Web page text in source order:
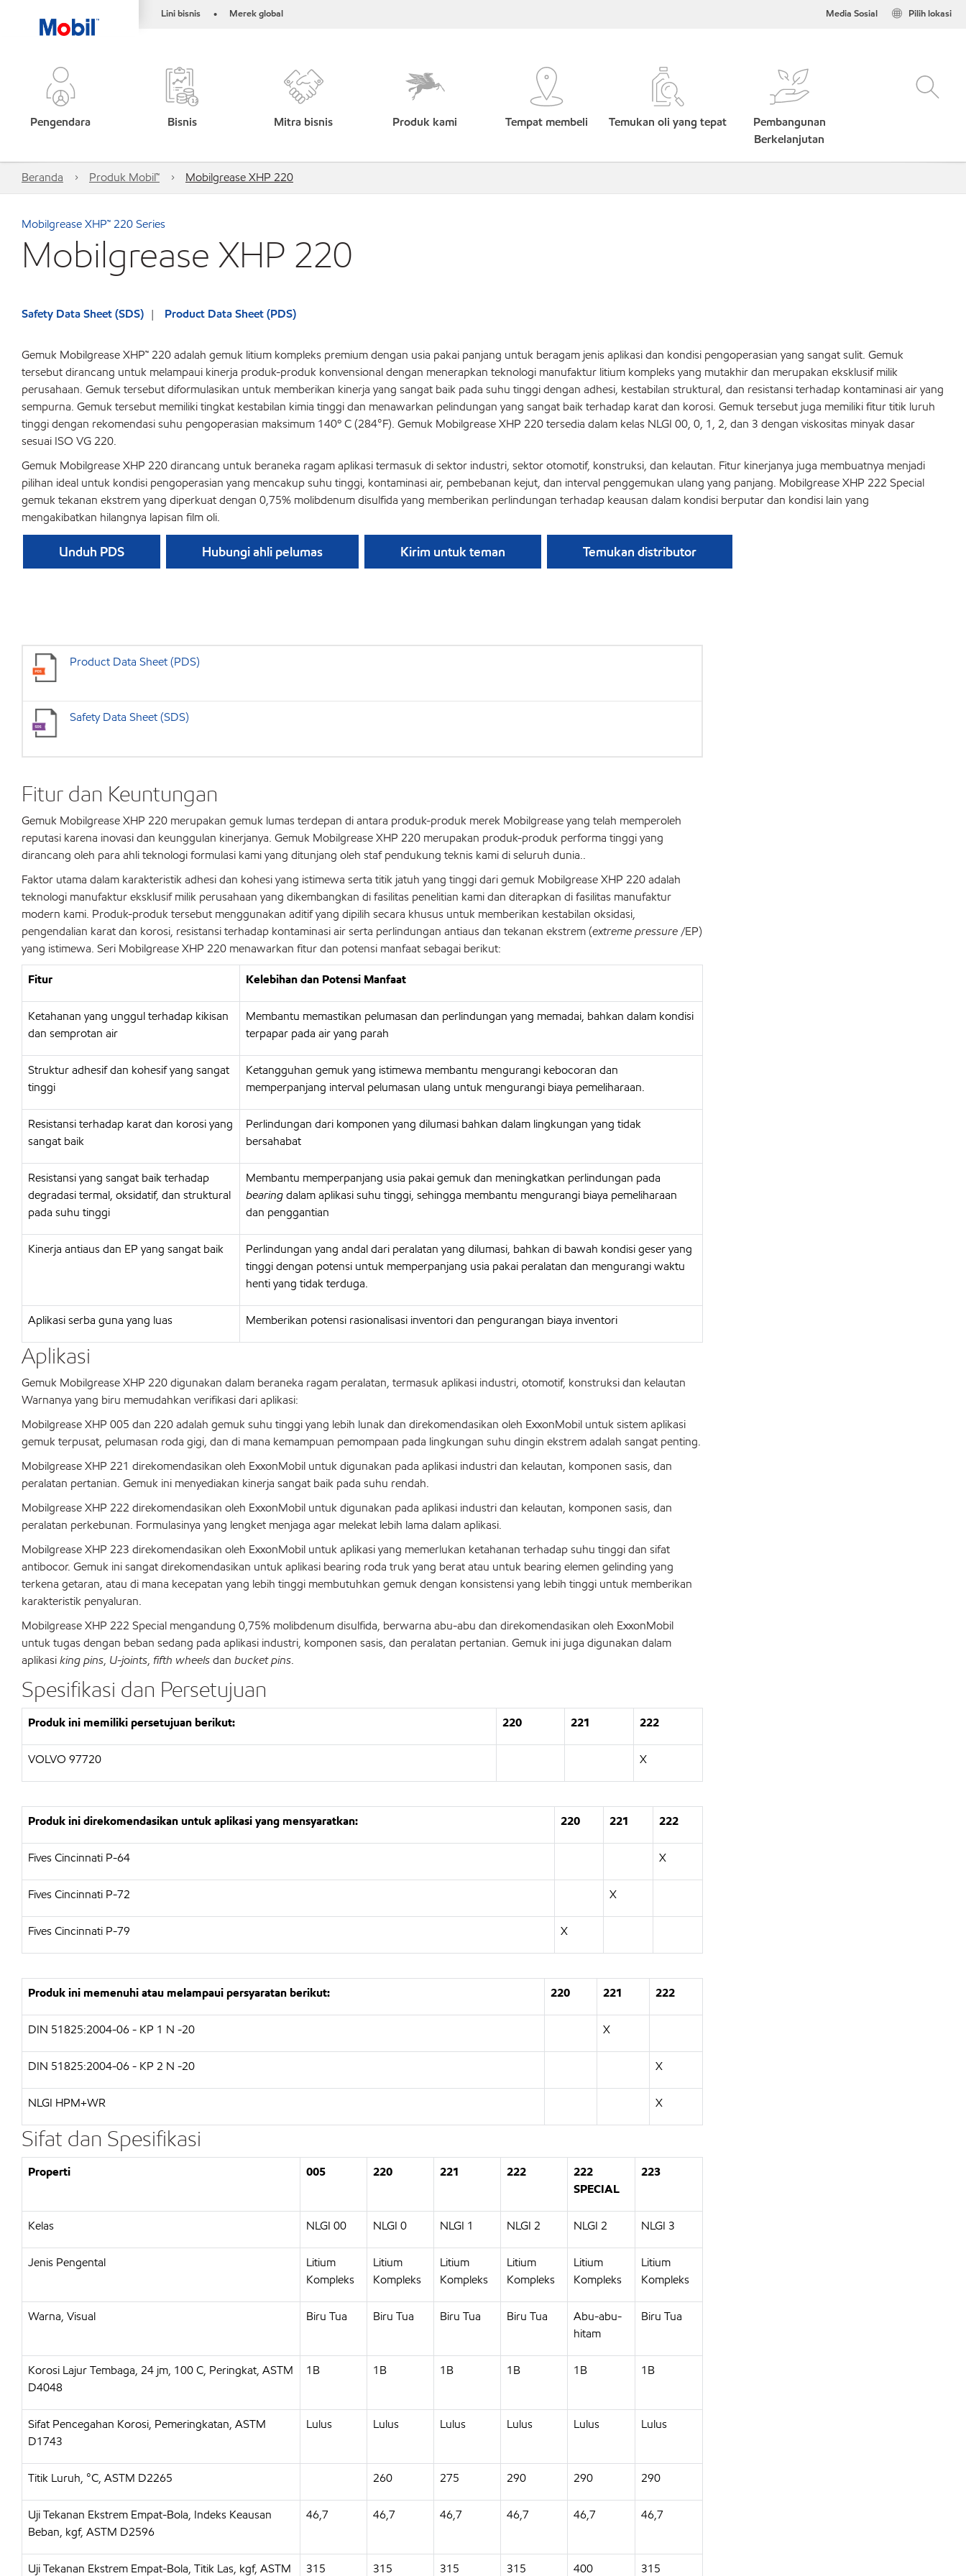
Lini bisnis • Merek global Pilih lokasi
Media Sosial
Pengendara Bisnis Mitra bisnis Produk kami Tempat membeli Temukan oli yang tepat
Pembangunan
Berkelanjutan
Beranda Produk Mobil™ Mobilgrease XHP 220
Mobilgrease XHP™ 220 Series
Mobilgrease XHP 220
Safety Data Sheet (SDS) Product Data Sheet (PDS)
Gemuk Mobilgrease XHP™ 220 adalah gemuk litium kompleks premium dengan usia pakai panjang untuk beragam jenis aplikasi dan kondisi pengoperasian yang sangat sulit. Gemuk
tersebut dirancang untuk melampaui kinerja produk-produk konvensional dengan menerapkan teknologi manufaktur litium kompleks yang mutakhir dan merupakan eksklusif milik
perusahaan. Gemuk tersebut diformulasikan untuk memberikan kinerja yang sangat baik pada suhu tinggi dengan adhesi, kestabilan struktural, dan resistansi terhadap kontaminasi air yang
sempurna. Gemuk tersebut memiliki tingkat kestabilan kimia tinggi dan menawarkan pelindungan yang sangat baik terhadap karat dan korosi. Gemuk tersebut juga memiliki fitur titik luruh
tinggi dengan rekomendasi suhu pengoperasian maksimum 140º C (284°F). Gemuk Mobilgrease XHP 220 tersedia dalam kelas NLGI 00, 0, 1, 2, dan 3 dengan viskositas minyak dasar
sesuai ISO VG 220.
Gemuk Mobilgrease XHP 220 dirancang untuk beraneka ragam aplikasi termasuk di sektor industri, sektor otomotif, konstruksi, dan kelautan. Fitur kinerjanya juga membuatnya menjadi
pilihan ideal untuk kondisi pengoperasian yang mencakup suhu tinggi, kontaminasi air, pembebanan kejut, dan interval penggemukan ulang yang panjang. Mobilgrease XHP 222 Special
gemuk tekanan ekstrem yang diperkuat dengan 0,75% molibdenum disulfida yang memberikan perlindungan terhadap keausan dalam kondisi berputar dan kondisi lain yang
mengakibatkan hilangnya lapisan film oli.
Unduh PDS Hubungi ahli pelumas Kirim untuk teman Temukan distributor
Product Data Sheet (PDS)
Safety Data Sheet (SDS)
Fitur dan Keuntungan
Gemuk Mobilgrease XHP 220 merupakan gemuk lumas terdepan di antara produk-produk merek Mobilgrease yang telah memperoleh
reputasi karena inovasi dan keunggulan kinerjanya. Gemuk Mobilgrease XHP 220 merupakan produk-produk performa tinggi yang
dirancang oleh para ahli teknologi formulasi kami yang ditunjang oleh staf pendukung teknis kami di seluruh dunia..
Faktor utama dalam karakteristik adhesi dan kohesi yang istimewa serta titik jatuh yang tinggi dari gemuk Mobilgrease XHP 220 adalah
teknologi manufaktur eksklusif milik perusahaan yang dikembangkan di fasilitas penelitian kami dan diterapkan di fasilitas manufaktur
modern kami. Produk-produk tersebut menggunakan aditif yang dipilih secara khusus untuk memberikan kestabilan oksidasi,
pengendalian karat dan korosi, resistansi terhadap kontaminasi air serta perlindungan antiaus dan tekanan ekstrem (extreme pressure /EP)
yang istimewa. Seri Mobilgrease XHP 220 menawarkan fitur dan potensi manfaat sebagai berikut:
Fitur Kelebihan dan Potensi Manfaat
Ketahanan yang unggul terhadap kikisan
dan semprotan air
Membantu memastikan pelumasan dan perlindungan yang memadai, bahkan dalam kondisi
terpapar pada air yang parah
Struktur adhesif dan kohesif yang sangat
tinggi
Ketangguhan gemuk yang istimewa membantu mengurangi kebocoran dan
memperpanjang interval pelumasan ulang untuk mengurangi biaya pemeliharaan.
Resistansi terhadap karat dan korosi yang
sangat baik
Perlindungan dari komponen yang dilumasi bahkan dalam lingkungan yang tidak
bersahabat
Resistansi yang sangat baik terhadap
degradasi termal, oksidatif, dan struktural
pada suhu tinggi
Membantu memperpanjang usia pakai gemuk dan meningkatkan perlindungan pada
bearingdalam aplikasi suhu tinggi, sehingga membantu mengurangi biaya pemeliharaan
dan penggantian
Kinerja antiaus dan EP yang sangat baik
Perlindungan yang andal dari peralatan yang dilumasi, bahkan di bawah kondisi geser yang
tinggi dengan potensi untuk memperpanjang usia pakai peralatan dan mengurangi waktu
henti yang tidak terduga.
Aplikasi serba guna yang luas Memberikan potensi rasionalisasi inventori dan pengurangan biaya inventori
Aplikasi
Gemuk Mobilgrease XHP 220 digunakan dalam beraneka ragam peralatan, termasuk aplikasi industri, otomotif, konstruksi dan kelautan
Warnanya yang biru memudahkan verifikasi dari aplikasi:
Mobilgrease XHP 005 dan 220 adalah gemuk suhu tinggi yang lebih lunak dan direkomendasikan oleh ExxonMobil untuk sistem aplikasi
gemuk terpusat, pelumasan roda gigi, dan di mana kemampuan pemompaan pada lingkungan suhu dingin ekstrem adalah sangat penting.
Mobilgrease XHP 221 direkomendasikan oleh ExxonMobil untuk digunakan pada aplikasi industri dan kelautan, komponen sasis, dan
peralatan pertanian. Gemuk ini menyediakan kinerja sangat baik pada suhu rendah.
Mobilgrease XHP 222 direkomendasikan oleh ExxonMobil untuk digunakan pada aplikasi industri dan kelautan, komponen sasis, dan
peralatan perkebunan. Formulasinya yang lengket menjaga agar melekat lebih lama dalam aplikasi.
Mobilgrease XHP 223 direkomendasikan oleh ExxonMobil untuk aplikasi yang memerlukan ketahanan terhadap suhu tinggi dan sifat
antibocor. Gemuk ini sangat direkomendasikan untuk aplikasi bearing roda truk yang berat atau untuk bearing elemen gelinding yang
terkena getaran, atau di mana kecepatan yang lebih tinggi membutuhkan gemuk dengan konsistensi yang lebih tinggi untuk memberikan
karakteristik penyaluran.
Mobilgrease XHP 222 Special mengandung 0,75% molibdenum disulfida, berwarna abu-abu dan direkomendasikan oleh ExxonMobil
untuk tugas dengan beban sedang pada aplikasi industri, komponen sasis, dan peralatan pertanian. Gemuk ini juga digunakan dalam
aplikasiking pins, U-joints, fifth wheelsdan bucket pins.
Spesifikasi dan Persetujuan
Produk ini memiliki persetujuan berikut: 220 221 222
VOLVO 97720 X
Produk ini direkomendasikan untuk aplikasi yang mensyaratkan: 220 221 222
Fives Cincinnati P-64 X
Fives Cincinnati P-72 X
Fives Cincinnati P-79 X
Produk ini memenuhi atau melampaui persyaratan berikut: 220 221 222
DIN 51825:2004-06 - KP 1 N -20 X
DIN 51825:2004-06 - KP 2 N -20 X
NLGI HPM+WR X
Sifat dan Spesifikasi
Properti 005 220 221 222
222
SPECIAL
223
Kelas NLGI 00 NLGI 0 NLGI 1 NLGI 2 NLGI 2 NLGI 3
Jenis Pengental
Litium
Kompleks
Litium
Kompleks
Litium
Kompleks
Litium
Kompleks
Litium
Kompleks
Litium
Kompleks
Warna, Visual Biru Tua Biru Tua Biru Tua Biru Tua
Abu-abu-
hitam
Biru Tua
Korosi Lajur Tembaga, 24 jm, 100 C, Peringkat, ASTM
D4048
1B 1B 1B 1B 1B 1B
Sifat Pencegahan Korosi, Pemeringkatan, ASTM
D1743
Lulus Lulus Lulus Lulus Lulus Lulus
Titik Luruh, °C, ASTM D2265 260 275 290 290 290
Uji Tekanan Ekstrem Empat-Bola, Indeks Keausan
Beban, kgf, ASTM D2596
46,7 46,7 46,7 46,7 46,7 46,7
Uji Tekanan Ekstrem Empat-Bola, Titik Las, kgf, ASTM 315 315 315 315 400 315